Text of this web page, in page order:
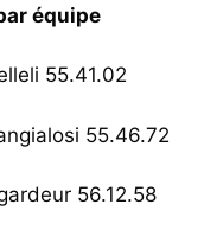
équipe
55.41.02
55.46.72
56.12.58